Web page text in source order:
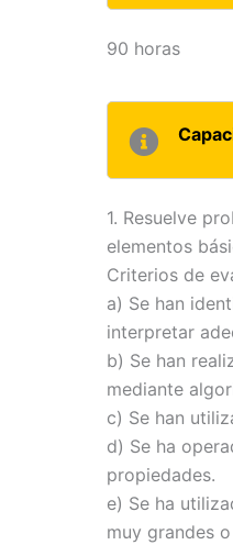
90 horas
1. Resuelve
elementos
Criterios de
a) Se han
interpretar
b) Se han
mediante
c) Se han
d) Se ha
propiedades.
e) Se ha
muy grandes